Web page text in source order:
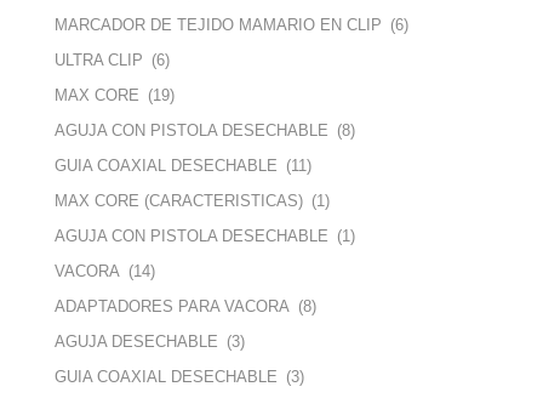
MARCADOR DE TEJIDO MAMARIO EN CLIP (6)
ULTRA CLIP (6)
MAX CORE (19)
AGUJA CON PISTOLA DESECHABLE (8)
GUIA COAXIAL DESECHABLE (11)
MAX CORE (CARACTERISTICAS) (1)
AGUJA CON PISTOLA DESECHABLE (1)
VACORA (14)
ADAPTADORES PARA VACORA (8)
AGUJA DESECHABLE (3)
GUIA COAXIAL DESECHABLE (3)